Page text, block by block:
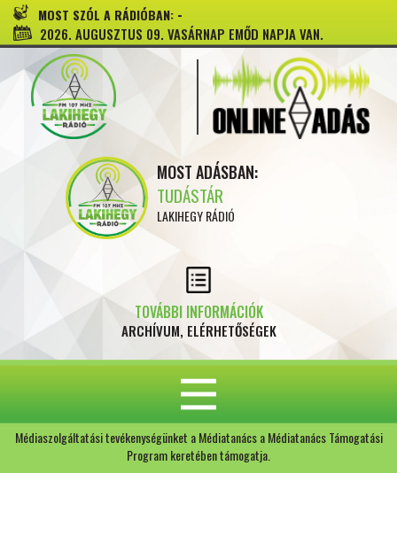
MOST SZÓL A RÁDIÓBAN: -
2026. AUGUSZTUS 09. VASÁRNAP EMŐD NAPJA VAN.
MOST ADÁSBAN:
TUDÁSTÁR
LAKIHEGY RÁDIÓ
TOVÁBBI INFORMÁCIÓK
ARCHÍVUM, ELÉRHETŐSÉGEK
Médiaszolgáltatási tevékenységünket a Médiatanács a Médiatanács Támogatási
Program keretében támogatja.